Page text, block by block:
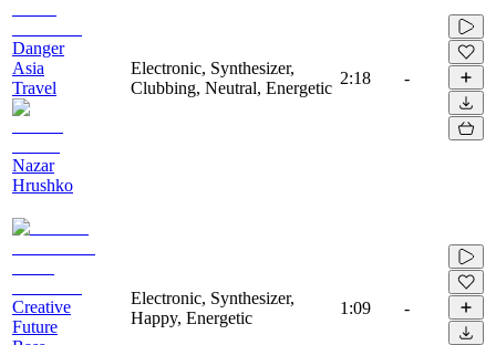
Danger
Asia
Travel
Nazar
Hrushko
Electronic, Synthesizer,
Clubbing, Neutral, Energetic
2:18 -
Creative
Future
Electronic, Synthesizer,
Happy, Energetic
1:09 -